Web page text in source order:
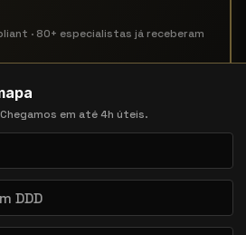
· 80+ especialistas já receberam
em até 4h úteis.